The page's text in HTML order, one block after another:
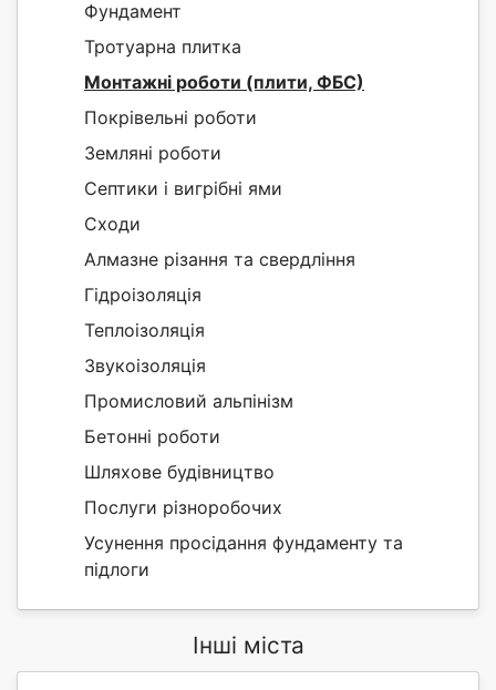
Фундамент
Тротуарна плитка
Монтажні роботи (плити, ФБС)
Покрівельні роботи
Земляні роботи
Септики і вигрібні ями
Сходи
Алмазне різання та свердління
Гідроізоляція
Теплоізоляція
Звукоізоляція
Промисловий альпінізм
Бетонні роботи
Шляхове будівництво
Послуги різноробочих
Усунення просідання фундаменту та
підлоги
Інші міста